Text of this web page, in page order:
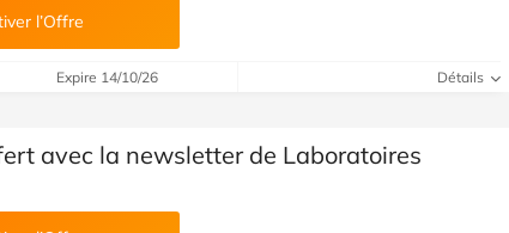
l’Offre
Expire 14/10/26 Détails
avec la newsletter de Laboratoires